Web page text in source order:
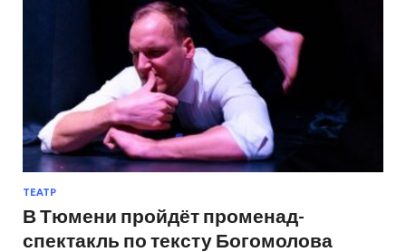
ТЕАТР
В Тюмени пройдёт променад-
спектакль по тексту Богомолова